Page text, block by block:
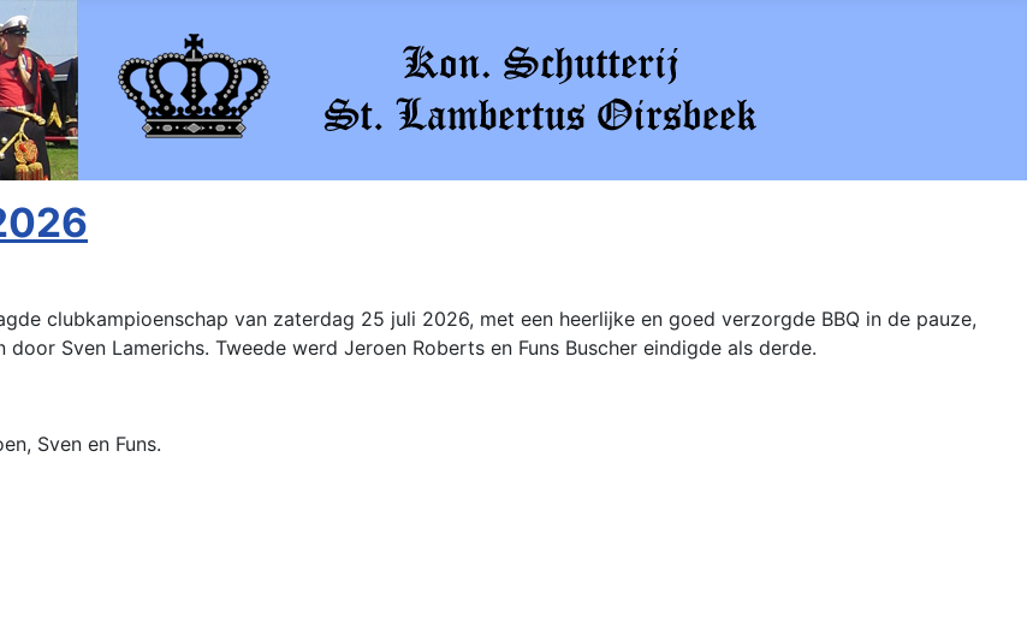
clubkampioenschap van zaterdag 25 juli 2026, met een heerlijke en goed verzorgde BBQ in de pauze,
door Sven Lamerichs. Tweede werd Jeroen Roberts en Funs Buscher eindigde als derde.
Sven en Funs.